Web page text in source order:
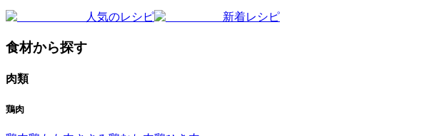
人気のレシピ 新着レシピ
食材から探す
肉類
鶏肉